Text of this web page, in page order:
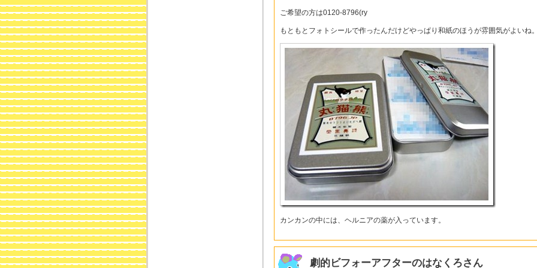
ご希望の方は0120-8796(ry
もともとフォトシールで作ったんだけどやっぱり和紙のほうが雰囲気がよいね
カンカンの中には、ヘルニアの薬が入っています。
劇的ビフォーアフターのはなくろさん